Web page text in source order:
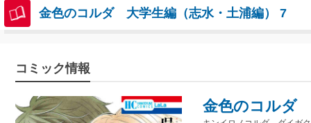
金色のコルダ 大学生編（志水・土浦編） 7
コミック情報
金色のコルダ